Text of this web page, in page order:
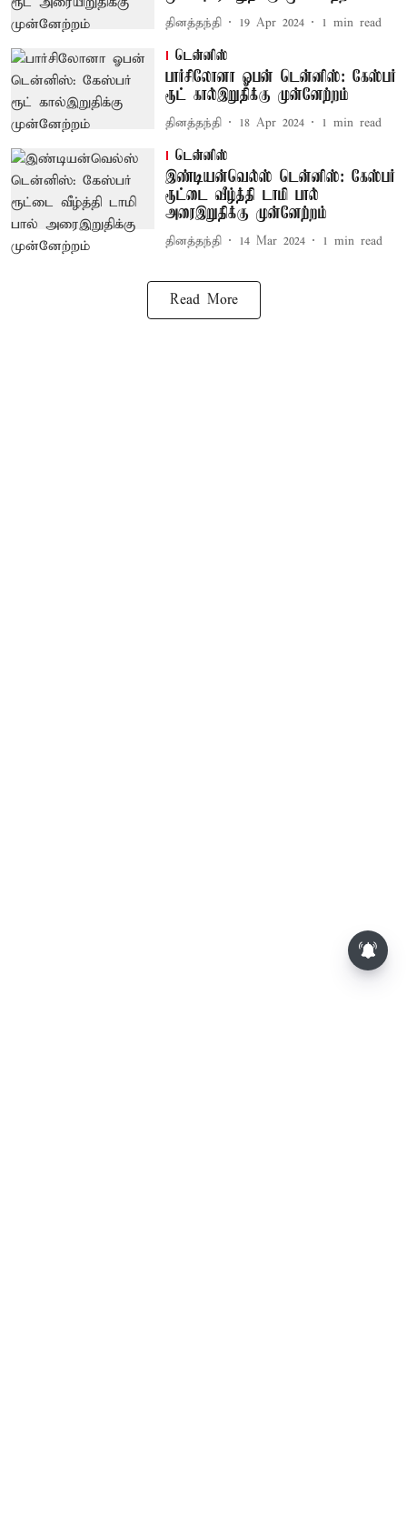
தினத்தந்தி 19 Apr 2024 1 min read
டென்னிஸ்
பார்சிலோனா ஓபன் டென்னிஸ்: கேஸ்பர்
ரூட் கால்இறுதிக்கு முன்னேற்றம்
தினத்தந்தி 18 Apr 2024 1 min read
டென்னிஸ்
இண்டியன்வெல்ஸ் டென்னிஸ்: கேஸ்பர்
ரூட்டை வீழ்த்தி டாமி பால்
அரைஇறுதிக்கு முன்னேற்றம்
தினத்தந்தி 14 Mar 2024 1 min read
Read More